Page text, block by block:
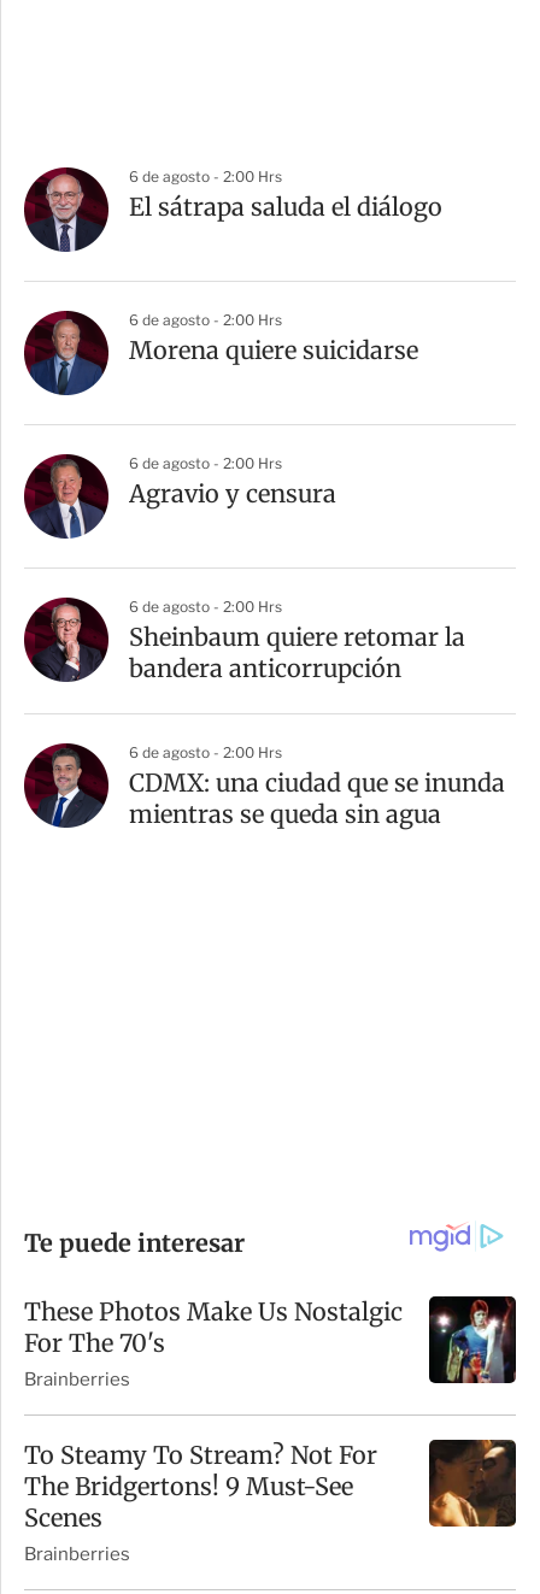
6 de agosto - 2:00 Hrs
El sátrapa saluda el diálogo
6 de agosto - 2:00 Hrs
Morena quiere suicidarse
6 de agosto - 2:00 Hrs
Agravio y censura
6 de agosto - 2:00 Hrs
Sheinbaum quiere retomar la
bandera anticorrupción
6 de agosto - 2:00 Hrs
CDMX: una ciudad que se inunda
mientras se queda sin agua